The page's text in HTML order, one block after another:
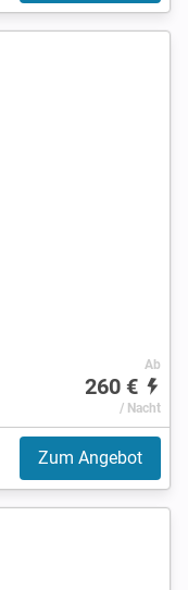
Ab
260 €
/ Nacht
Zum Angebot